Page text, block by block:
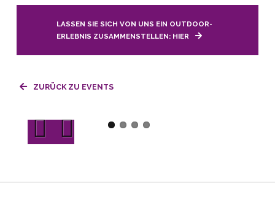
LASSEN SIE SICH VON UNS EIN OUTDOOR-
ERLEBNIS ZUSAMMENSTELLEN: HIER
ZURÜCK ZU EVENTS